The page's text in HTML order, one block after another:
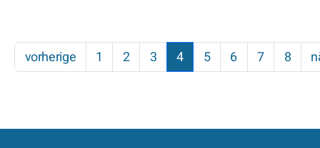
vorherige 1 2 3 4 5 6 7 8